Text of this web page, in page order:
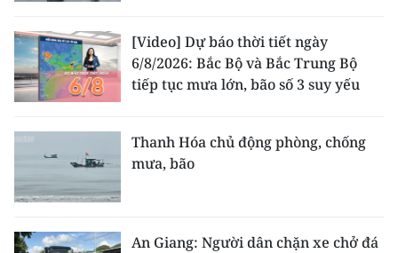
[Video] Dự báo thời tiết ngày
6/8/2026: Bắc Bộ và Bắc Trung Bộ
tiếp tục mưa lớn, bão số 3 suy yếu
Thanh Hóa chủ động phòng, chống
mưa, bão
An Giang: Người dân chặn xe chở đá